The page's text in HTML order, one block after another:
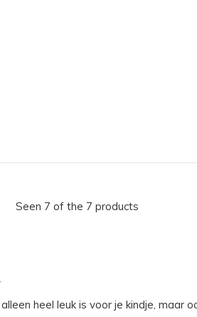
Seen 7 of the 7 products
heel leuk is voor je kindje, maar